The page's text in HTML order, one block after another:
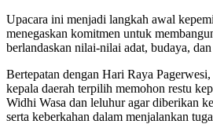
Upacara ini menjadi langkah awal
menegaskan komitmen untuk
berlandaskan nilai-nilai adat, budaya,
Bertepatan dengan Hari Raya
kepala daerah terpilih memohon restu
Widhi Wasa dan leluhur agar diberikan
serta keberkahan dalam menjalankan